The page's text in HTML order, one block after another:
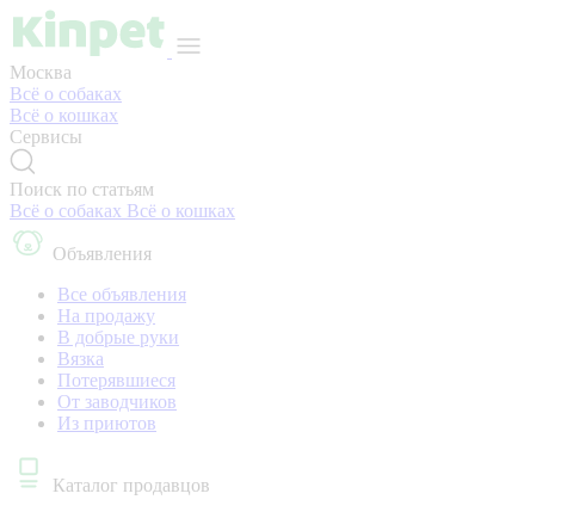
Москва
Всё о собаках
Всё о кошках
Сервисы
Поиск по статьям
Всё о собаках Всё о кошках
Объявления
Все объявления
На продажу
В добрые руки
Вязка
Потерявшиеся
От заводчиков
Из приютов
Каталог продавцов